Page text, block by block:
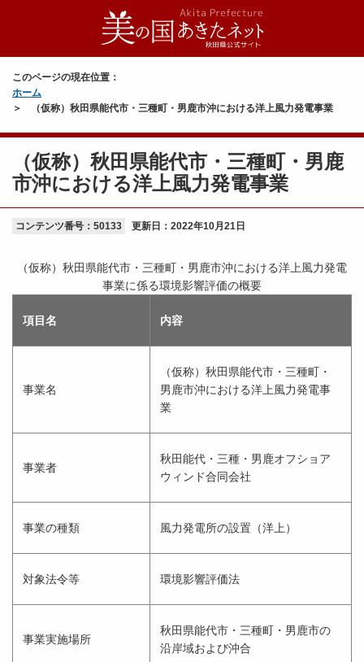
このページの現在位置：
ホーム
（仮称）秋田県能代市・三種町・男鹿市沖における洋上風力発電事業
（仮称）秋田県能代市・三種町・男鹿
市沖における洋上風力発電事業
コンテンツ番号：50133 更新日： 2022年10月21日
（仮称）秋田県能代市・三種町・男鹿市沖における洋上風力発電
事業に係る環境影響評価の概要
項目名 内容
事業名
（仮称）秋田県能代市・三種町・
男鹿市沖における洋上風力発電事
業
事業者
秋田能代・三種・男鹿オフショア
ウィンド合同会社
事業の種類 風力発電所の設置（洋上）
対象法令等 環境影響評価法
事業実施場所
秋田県能代市・三種町・男鹿市の
沿岸域および沖合